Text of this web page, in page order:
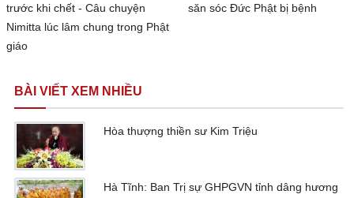
trước khi chết - Câu chuyện
Nimitta lúc lâm chung trong Phật
giáo
săn sóc Đức Phật bị bệnh
BÀI VIẾT XEM NHIỀU
Hòa thượng thiền sư Kim Triệu
Hà Tĩnh: Ban Trị sự GHPGVN tỉnh dâng hương